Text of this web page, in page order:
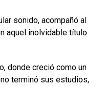
sonido, acompañó al
aquel inolvidable título
donde creció como un
terminó sus estudios,